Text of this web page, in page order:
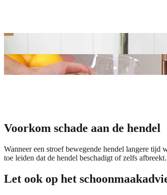
Voorkom schade aan de hendel
Wanneer een stroef bewegende hendel langere
toe leiden dat de hendel beschadigt of zelfs
Let ook op het